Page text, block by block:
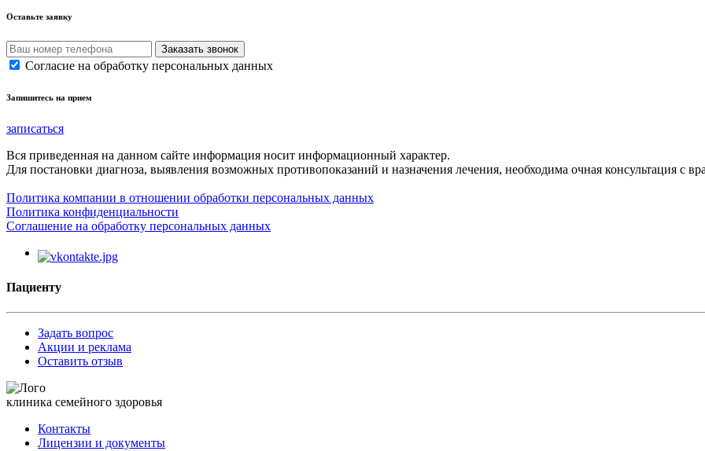
Оставьте заявку
Согласие на обработку персональных данных
Запишитесь на прием
записаться
Вся приведенная на данном сайте информация носит информационный характер.
Для постановки диагноза, выявления возможных противопоказаний и назначения лечения, необходима очная консультация с
Политика компании в отношении обработки персональных данных
Политика конфиденциальности
Соглашение на обработку персональных данных
Пациенту
Задать вопрос
Акции и реклама
Оставить отзыв
клиника семейного здоровья
Контакты
Лицензии и документы